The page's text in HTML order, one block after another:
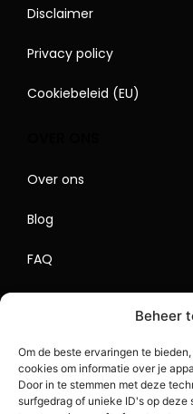
Beheer
Om de beste ervaringen te
cookies om informatie over je
Door in te stemmen met deze
surfgedrag of unieke ID's op deze
Disclaimer
Privacy policy
Cookiebeleid (EU)
Over ons
Blog
FAQ
Lokaal Adverteren